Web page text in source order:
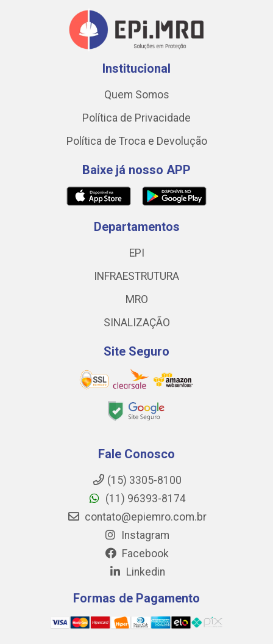
Institucional
Quem Somos
Política de Privacidade
Política de Troca e Devolução
Baixe já nosso APP
Departamentos
EPI
INFRAESTRUTURA
MRO
SINALIZAÇÃO
Site Seguro
Fale Conosco
(15) 3305-8100
(11) 96393-8174
contato@epiemro.com.br
Instagram
Facebook
Linkedin
Formas de Pagamento